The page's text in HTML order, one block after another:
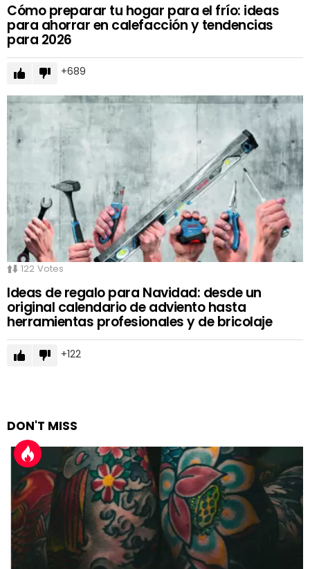
Cómo preparar tu hogar para el frío: ideas
para ahorrar en calefacción y tendencias
para 2026
689
122 Votes
Ideas de regalo para Navidad: desde un
original calendario de adviento hasta
herramientas profesionales y de bricolaje
122
DON'T MISS